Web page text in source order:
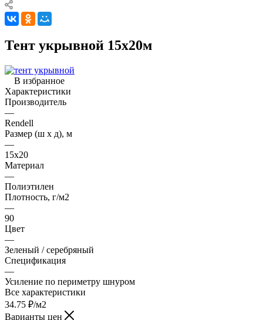
Тент укрывной 15х20м
В избранное
Характеристики
Производитель
—
Rendell
Размер (ш х д), м
—
15х20
Материал
—
Полиэтилен
Плотность, г/м2
—
90
Цвет
—
Зеленый / серебряный
Спецификация
—
Усиление по периметру шнуром
Все характеристики
34.75 ₽/м2
Варианты цен